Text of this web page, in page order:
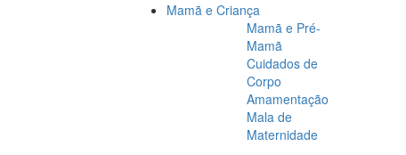
Mamã e Criança
Mamã e Pré-
Mamã
Cuidados de
Corpo
Amamentação
Mala de
Maternidade